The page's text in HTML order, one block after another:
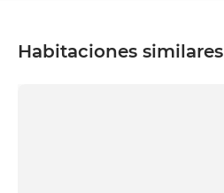
Habitaciones similares